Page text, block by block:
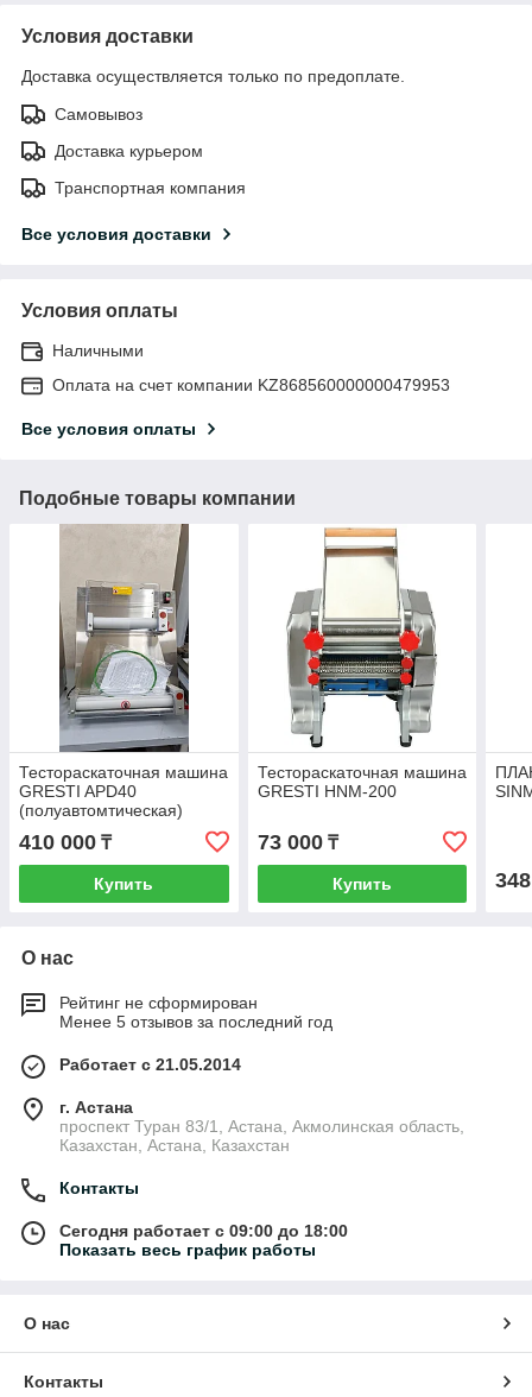
Условия доставки
Доставка осуществляется только по предоплате.
Самовывоз
Доставка курьером
Транспортная компания
Все условия доставки
Условия оплаты
Наличными
Оплата на счет компании KZ868560000000479953
Все условия оплаты
Подобные товары компании
Тестораскаточная машина
GRESTI APD40
(полуавтомтическая)
410 000 ₸
Купить
Тестораскаточная машина
GRESTI HNM-200
73 000₸
Купить
О нас
Рейтинг не сформирован
Менее 5 отзывов за последний год
Работает с 21.05.2014
г. Астана
проспект Туран 83/1, Астана, Акмолинская область,
Казахстан, Астана, Казахстан
Контакты
Сегодня работает с 09:00 до 18:00
Показать весь график работы
О нас
Контакты